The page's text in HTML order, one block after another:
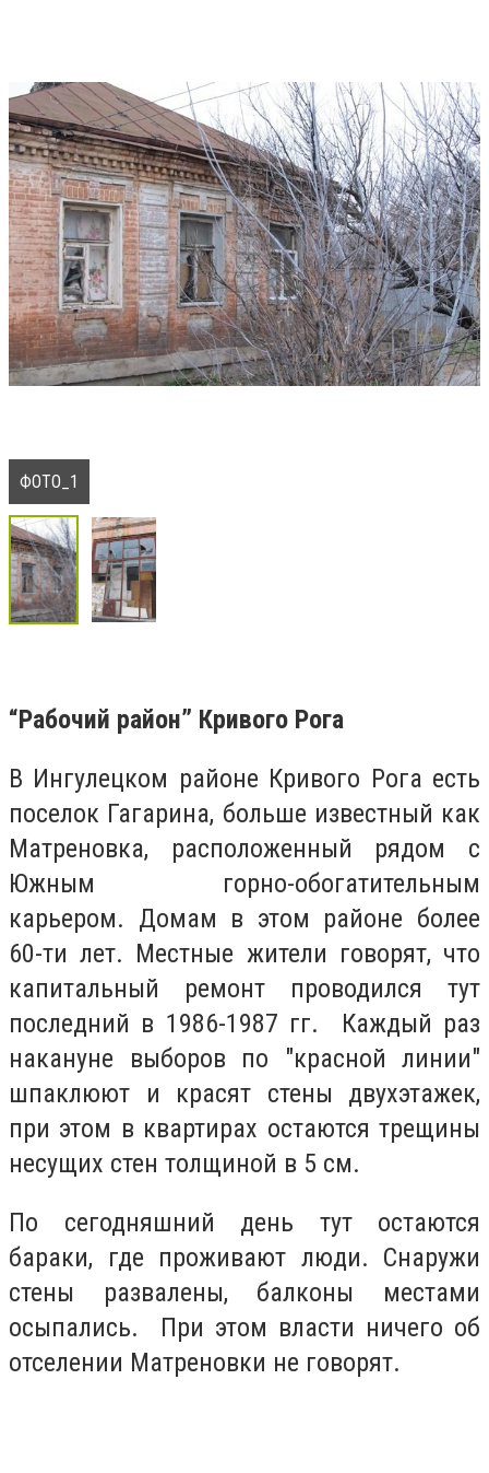
ФОТО_1
“Рабочий район” Кривого Рога
В Ингулецком районе Кривого Рога есть
поселок Гагарина, больше известный как
Матреновка, расположенный рядом с
Южным горно-обогатительным
карьером. Домам в этом районе более
60-ти лет. Местные жители говорят, что
капитальный ремонт проводился тут
последний в 1986-1987 гг. Каждый раз
накануне выборов по "красной линии"
шпаклюют и красят стены двухэтажек,
при этом в квартирах остаются трещины
несущих стен толщиной в 5 см.
По сегодняшний день тут остаются
бараки, где проживают люди. Снаружи
стены развалены, балконы местами
осыпались. При этом власти ничего об
отселении Матреновки не говорят.